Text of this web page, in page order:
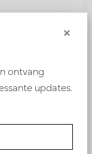
×
ontvang
updates.